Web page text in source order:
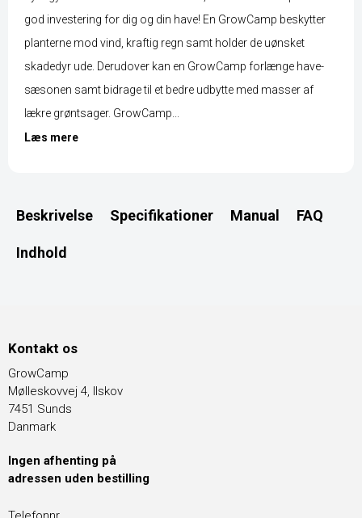
god investering for dig og din have! En GrowCamp beskytter
planterne mod vind, kraftig regn samt holder de uønsket
skadedyr ude. Derudover kan en GrowCamp forlænge have-
sæsonen samt bidrage til et bedre udbytte med masser af
lækre grøntsager. GrowCamp...
Læs mere
Beskrivelse Specifikationer Manual FAQ
Indhold
Kontakt os
GrowCamp
Mølleskovvej 4, Ilskov
7451 Sunds
Danmark
Ingen afhenting på
adressen uden bestilling